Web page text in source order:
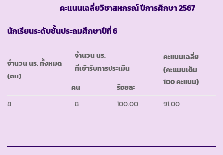
คะแนนเฉลี่ยวิชาสหกรณ์ ปีการศึกษา2567
นักเรียนระดับชั้นประถมศึกษาปีที่ 6
จำนวน นร. ทั้งหมด
(คน)
จำนวน นร.
ที่เข้ารับการประเมิน
คะแนนเฉลี่ย
(คะแนนเต็ม
100 คะแนน)
คน
ร้อยละ
8
8 100.00 91.00